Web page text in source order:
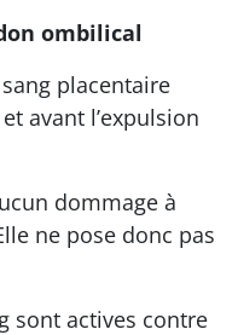
ombilical
placentaire
avant l’expulsion
dommage à
ne pose donc pas
sont actives contre